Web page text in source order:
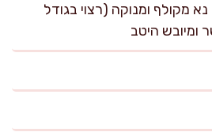
נא מקולף ומנוקה (רצוי בגודל
ומיובש היטב